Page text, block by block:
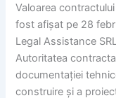
Valoarea
fost afișat pe 28
Legal Assistance
Autoritatea
documentației
construire și a